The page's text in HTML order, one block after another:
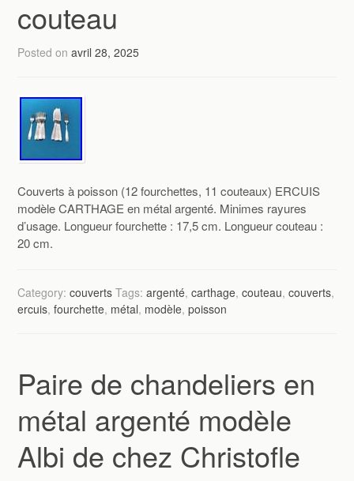
couteau
Posted onavril 28, 2025
Couverts à poisson (12 fourchettes, 11 couteaux) ERCUIS
modèle CARTHAGE en métal argenté. Minimes rayures
d’usage. Longueur fourchette : 17,5 cm. Longueur couteau :
20 cm.
Category:couverts Tags:argenté,carthage,couteau,couverts,
ercuis,fourchette, métal, modèle,poisson
Paire de chandeliers en
métal argenté modèle
Albi de chez Christofle